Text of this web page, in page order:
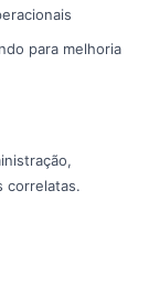
para melhoria
correlatas.